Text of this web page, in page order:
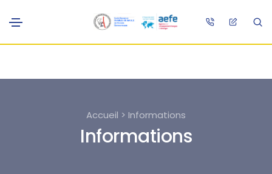
Accueil > Informations
Informations